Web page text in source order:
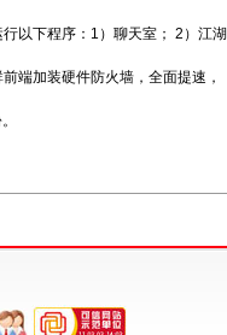
以下程序：1）聊天室； 2）江湖
端加装硬件防火墙，全面提速，